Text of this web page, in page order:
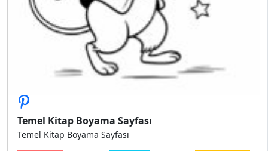
Temel Kitap Boyama Sayfası
Temel Kitap Boyama Sayfası